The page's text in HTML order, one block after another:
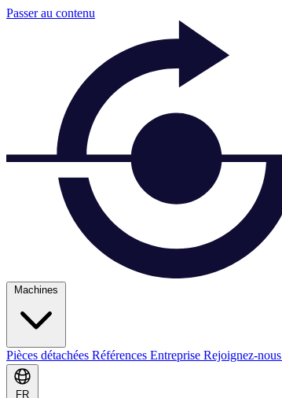
Passer au contenu
Machines
Pièces détachées Références Entreprise Rejoignez-nous
FR